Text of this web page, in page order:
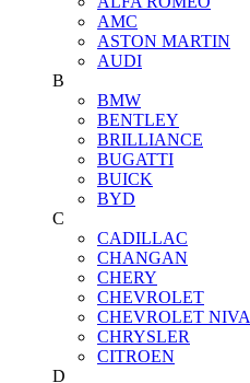
AMC
ASTON MARTIN
AUDI
B
BMW
BENTLEY
BRILLIANCE
BUGATTI
BUICK
BYD
C
CADILLAC
CHANGAN
CHERY
CHEVROLET
CHEVROLET NIVA
CHRYSLER
CITROEN
D